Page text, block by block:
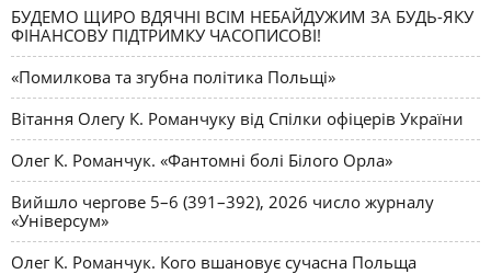
БУДЕМО ЩИРО ВДЯЧНІ ВСІМ НЕБАЙДУЖИМ ЗА БУДЬ-ЯКУ
ФІНАНСОВУ ПІДТРИМКУ ЧАСОПИСОВІ!
«Помилкова та згубна політика Польщі»
Вітання Олегу К. Романчуку від Спілки офіцерів України
Олег К. Романчук. «Фантомні болі Білого Орла»
Вийшло чергове 5–6 (391–392), 2026 число журналу
«Універсум»
Олег К. Романчук. Кого вшановує сучасна Польща